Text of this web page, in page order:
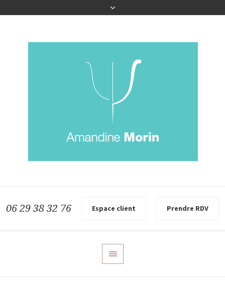
06 29 38 32 76 Espace client Prendre RDV